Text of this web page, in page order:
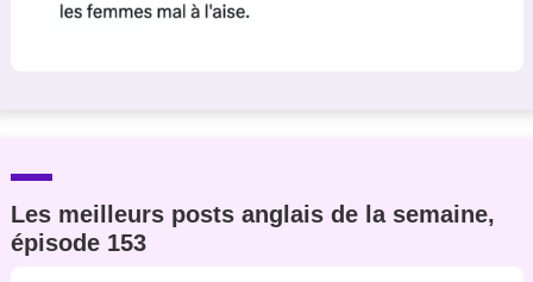
Les meilleurs posts anglais de la semaine,
épisode 153